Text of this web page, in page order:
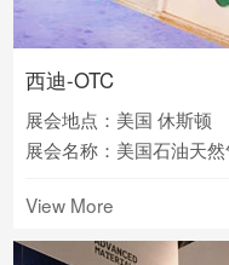
西迪-OTC
展会地点：美国 休斯顿
展会名称：美国石油天
View More